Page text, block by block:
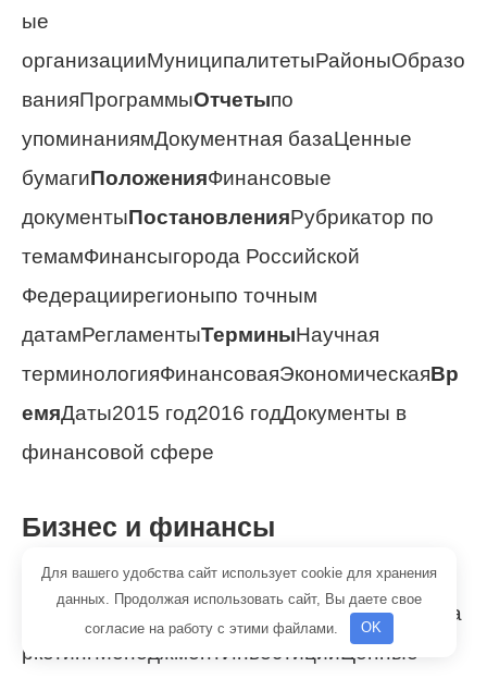
ые
организацииМуниципалитетыРайоныОбразо
ванияПрограммыОтчетыпо
упоминаниямДокументная базаЦенные
бумагиПоложенияФинансовые
документыПостановленияРубрикатор по
темамФинансыгорода Российской
Федерациирегионыпо точным
датамРегламентыТерминыНаучная
терминологияФинансоваяЭкономическаяВр
емяДаты2015 год2016 годДокументы в
финансовой сфере
Бизнес и финансы
БизнесБанкиБогатство и
благосостояниеКоррупция(Преступность)Ма
ркетингМенеджментИнвестицииЦенные
Для вашего удобства сайт использует cookie для хранения
данных. Продолжая использовать сайт, Вы даете свое
согласие на работу с этими файлами.
OK